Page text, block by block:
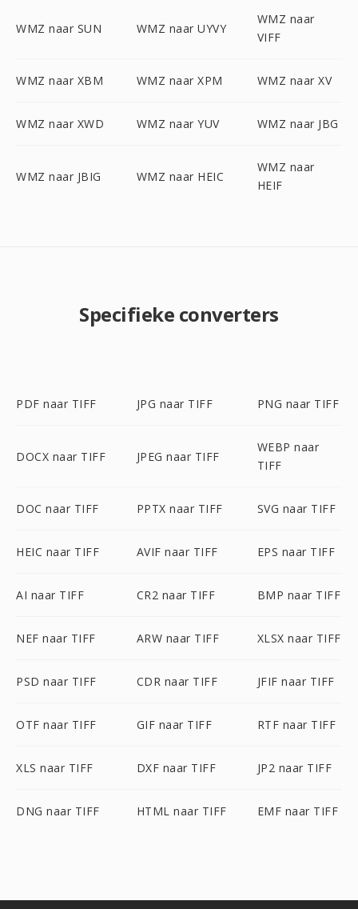
WMZ naar SUN WMZ naar UYVY
WMZ naar
VIFF
WMZ naar XBM WMZ naar XPM WMZ naar XV
WMZ naar XWD WMZ naar YUV WMZ naar JBG
WMZ naar JBIG WMZ naar HEIC
WMZ naar
HEIF
Specifieke converters
PDF naar TIFF JPG naar TIFF PNG naar TIFF
DOCX naar TIFF JPEG naar TIFF
WEBP naar
TIFF
DOC naar TIFF PPTX naar TIFF SVG naar TIFF
HEIC naar TIFF AVIF naar TIFF EPS naar TIFF
AI naar TIFF CR2 naar TIFF BMP naar TIFF
NEF naar TIFF ARW naar TIFF XLSX naar TIFF
PSD naar TIFF CDR naar TIFF JFIF naar TIFF
OTF naar TIFF GIF naar TIFF RTF naar TIFF
XLS naar TIFF DXF naar TIFF JP2 naar TIFF
DNG naar TIFF HTML naar TIFF EMF naar TIFF